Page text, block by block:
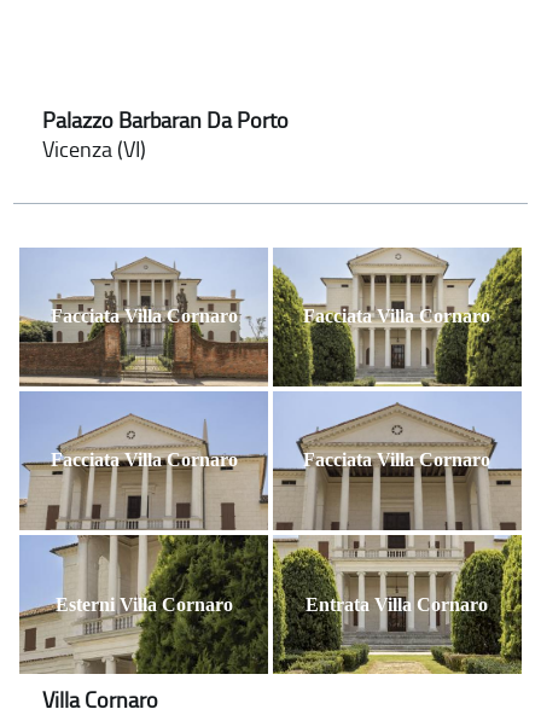
Palazzo Barbaran Da Porto
Vicenza (VI)
Facciata Villa Cornaro Facciata Villa Cornaro
Facciata Villa Cornaro Facciata Villa Cornaro
Esterni Villa Cornaro Entrata Villa Cornaro
Villa Cornaro